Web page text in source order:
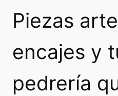
Piezas
encajes y
pedrería